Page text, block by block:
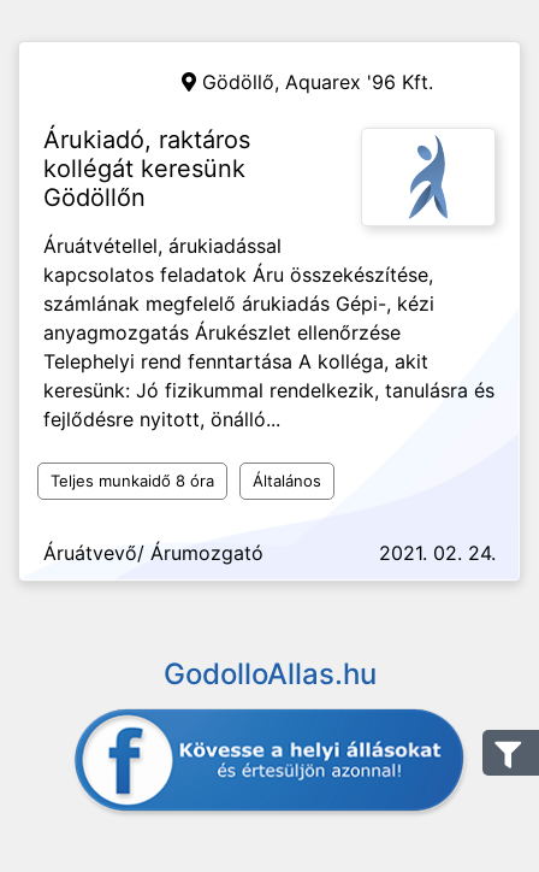
Gödöllő, Aquarex '96 Kft.
Árukiadó, raktáros
kollégát keresünk
Gödöllőn
Áruátvétellel, árukiadással
kapcsolatos feladatok Áru összekészítése,
számlának megfelelő árukiadás Gépi-, kézi
anyagmozgatás Árukészlet ellenőrzése
Telephelyi rend fenntartása A kolléga, akit
keresünk: Jó fizikummal rendelkezik, tanulásra és
fejlődésre nyitott, önálló...
Teljes munkaidő 8 óra Általános
Áruátvevő/ Árumozgató 2021. 02. 24.
GodolloAllas.hu